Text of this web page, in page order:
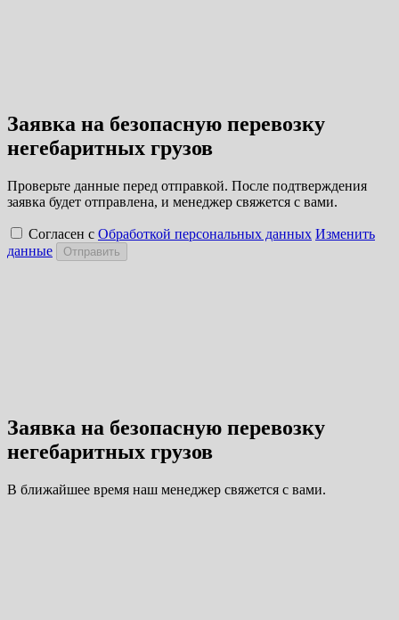
Заявка на безопасную перевозку
негебаритных грузов
Проверьте данные перед отправкой. После подтверждения
заявка будет отправлена, и менеджер свяжется с вами.
Согласен с Обработкой персональных данных Изменить
данные
Отправить
Заявка на безопасную перевозку
негебаритных грузов
В ближайшее время наш менеджер свяжется с вами.